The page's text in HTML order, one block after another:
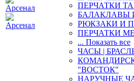
ПЕРЧАТКИ
БАЛАКЛАВЫ
РЮКЗАКИ И
ПЕРЧАТКИ
... Показать все
ЧАСЫ |
"ВОСТОК"
НАРУЧНЫЕ